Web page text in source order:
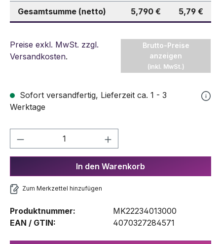
Gesamtsumme (netto) 5,790 € 5,79 €
Preise exkl. MwSt. zzgl.
Versandkosten.
Brutto-Preise
anzeigen
(inkl. MwSt.)
Sofort versandfertig, Lieferzeit ca. 1 - 3
Werktage
Produkt Anzahl: Gib den
In den Warenkorb
Zum Merkzettel hinzufügen
Produktnummer:
MK22234013000
EAN / GTIN:
4070327284571